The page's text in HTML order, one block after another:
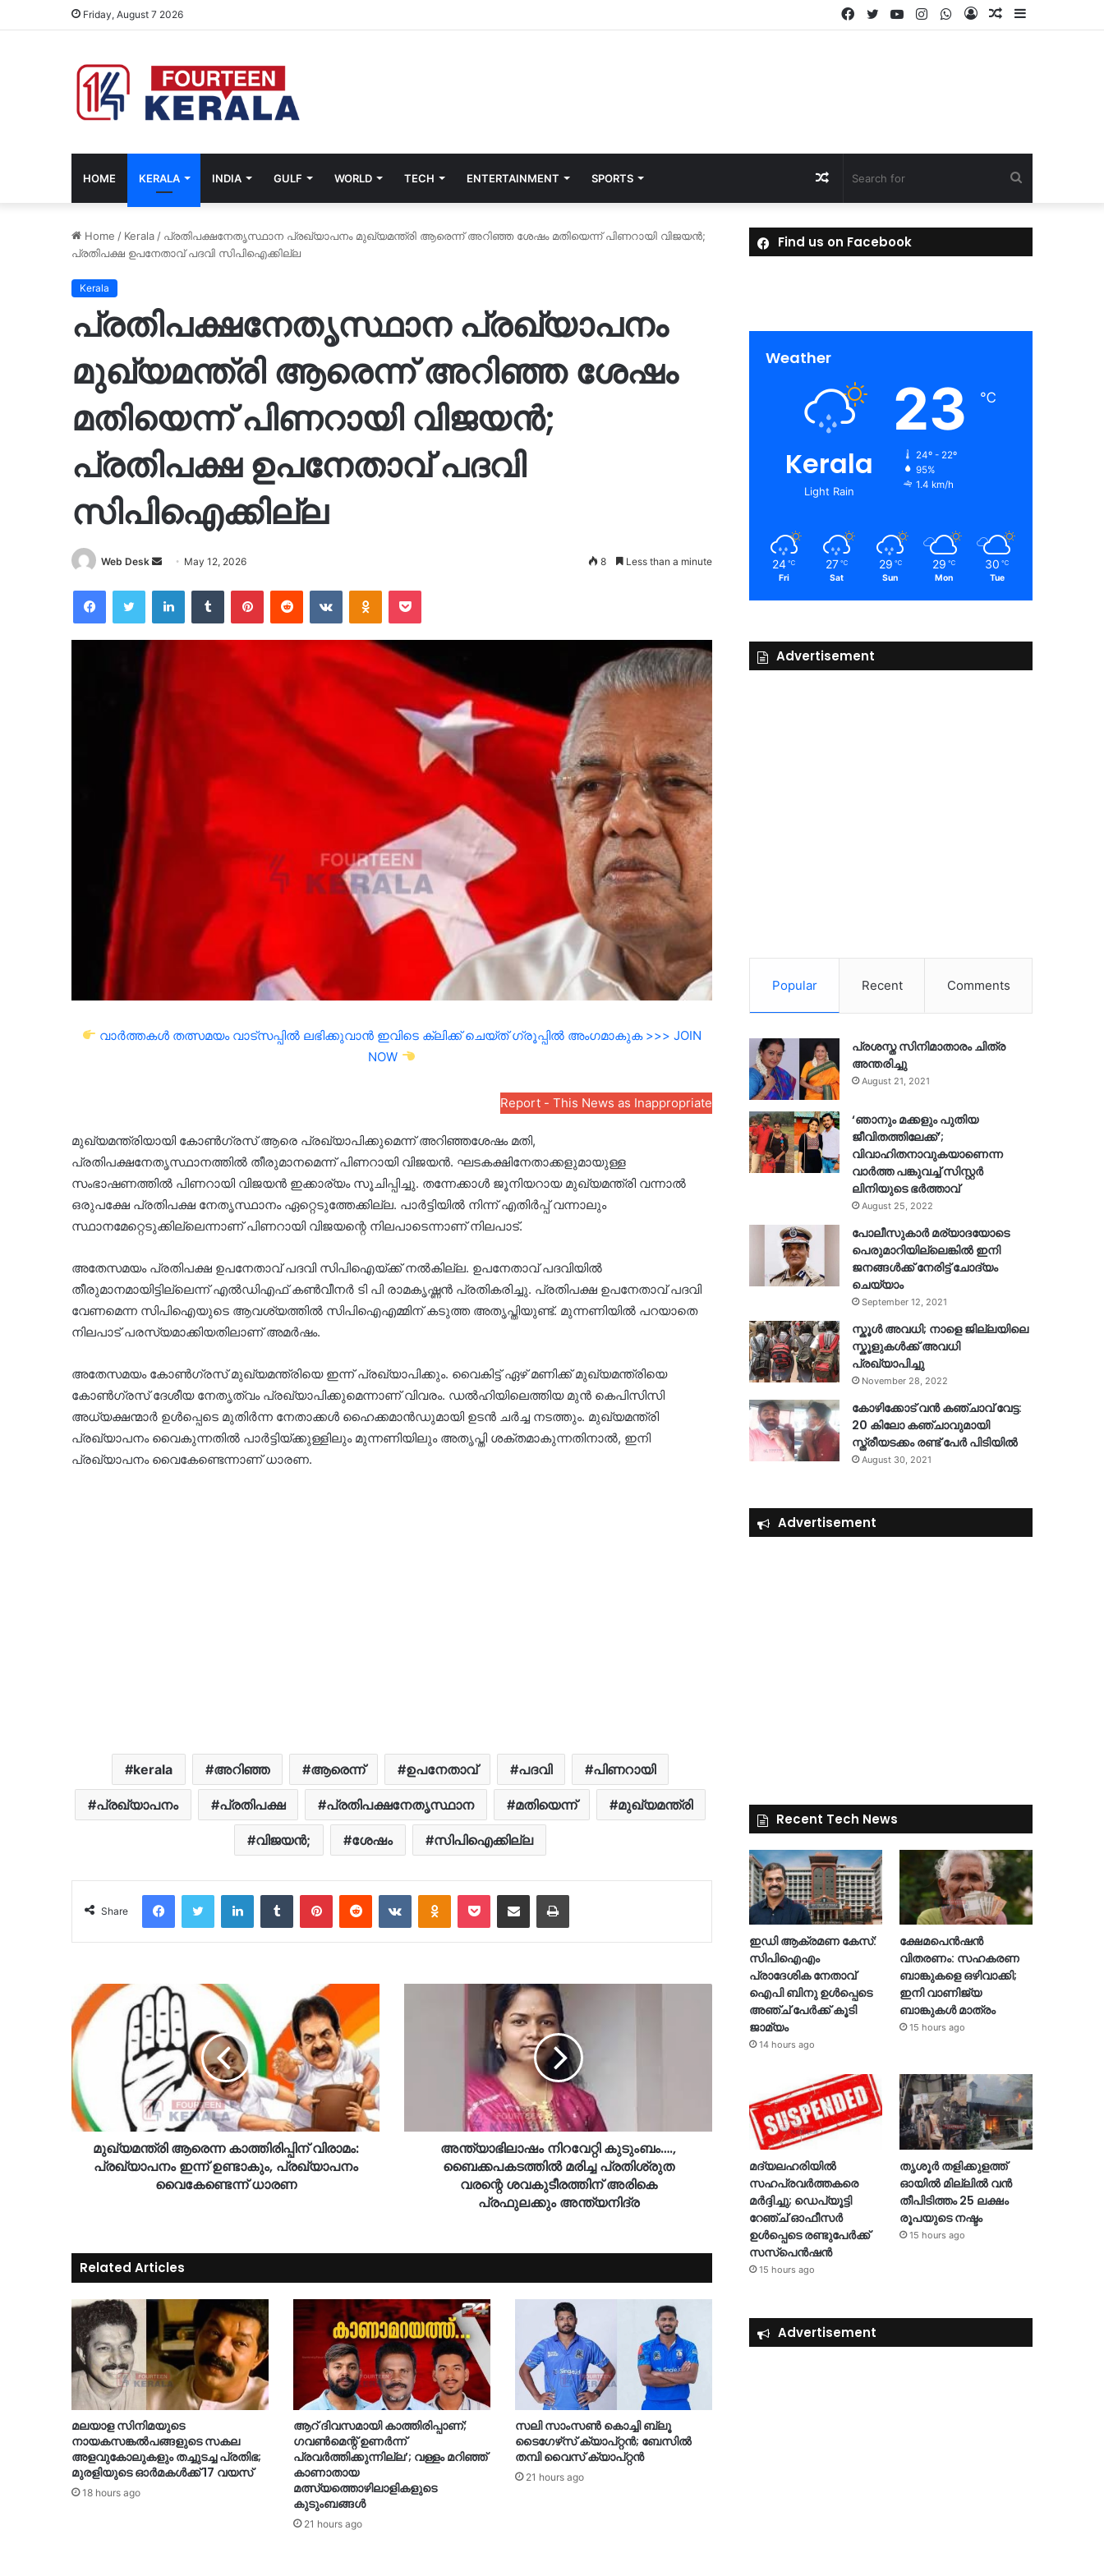
Friday, August 7 2026 Sidebar
Random
Log
WhatsApp
Instagram
YouTube
Twitter
Facebook
HOME KERALA INDIA GULF WORLD TECH ENTERTAINMENT SPORTS
for
Random
Article
Home / Kerala / പ്രതിപക്ഷനേതൃസ്ഥാന പ്രഖ്യാപനം മുഖ്യമന്ത്രി ആരെന്ന് അറിഞ്ഞ ശേഷം മതിയെന്ന് പിണറായി വിജയൻ;
പ്രതിപക്ഷ ഉപനേതാവ് പദവി സിപിഐക്കില്ല
Kerala
പ്രതിപക്ഷനേതൃസ്ഥാന പ്രഖ്യാപനം
മുഖ്യമന്ത്രി ആരെന്ന് അറിഞ്ഞ ശേഷം
മതിയെന്ന് പിണറായി വിജയൻ;
പ്രതിപക്ഷ ഉപനേതാവ് പദവി
സിപിഐക്കില്ല
Web Desk
Send
email
May 12, 2026 8 Less than a minute
FacebookTwitter LinkedInTumblr PinterestReddit VKontakteOdnoklassniki
Pocket
വാർത്തകൾ തത്സമയം വാട്സപ്പിൽ ലഭിക്കുവാൻ ഇവിടെ ക്ലിക്ക് ചെയ്ത് ഗ്രൂപ്പിൽ അംഗമാകുക >>> JOIN
NOW
Report - This News as Inappropriate
മുഖ്യമന്ത്രിയായി കോൺഗ്രസ് ആരെ പ്രഖ്യാപിക്കുമെന്ന് അറിഞ്ഞശേഷം മതി,
പ്രതിപക്ഷനേതൃസ്ഥാനത്തിൽ തീരുമാനമെന്ന് പിണറായി വിജയൻ. ഘടകക്ഷിനേതാക്കളുമായുള്ള
സംഭാഷണത്തിൽ പിണറായി വിജയൻ ഇക്കാര്യം സൂചിപ്പിച്ചു. തന്നേക്കാൾ ജൂനിയറായ മുഖ്യമന്ത്രി വന്നാൽ
ഒരുപക്ഷേ പ്രതിപക്ഷ നേതൃസ്ഥാനം ഏറ്റെടുത്തേക്കില്ല. പാർട്ടിയിൽ നിന്ന് എതിർപ്പ് വന്നാലും
സ്ഥാനമേറ്റെടുക്കില്ലെന്നാണ് പിണറായി വിജയന്റെ നിലപാടെന്നാണ് നിലപാട്.
അതേസമയം പ്രതിപക്ഷ ഉപനേതാവ് പദവി സിപിഐയ്ക്ക് നൽകില്ല. ഉപനേതാവ് പദവിയിൽ
തീരുമാനമായിട്ടില്ലെന്ന് എൽഡിഎഫ് കൺവീനർ ടി പി രാമകൃഷ്ണൻ പ്രതികരിച്ചു. പ്രതിപക്ഷ ഉപനേതാവ് പദവി
വേണമെന്ന സിപിഐയുടെ ആവശ്യത്തിൽ സിപിഐഎമ്മിന് കടുത്ത അതൃപ്തിയുണ്ട്. മുന്നണിയിൽ പറയാതെ
നിലപാട് പരസ്യമാക്കിയതിലാണ് അമർഷം.
അതേസമയം കോൺ​ഗ്രസ് മുഖ്യമന്ത്രിയെ ഇന്ന് പ്രഖ്യാപിക്കും. വൈകിട്ട് ഏഴ് മണിക്ക് മുഖ്യമന്ത്രിയെ
കോൺഗ്രസ് ദേശീയ നേതൃത്വം പ്രഖ്യാപിക്കുമെന്നാണ് വിവരം. ഡൽഹിയിലെത്തിയ മുൻ കെപിസിസി
അധ്യക്ഷന്മാർ ഉൾപ്പെടെ മുതിർന്ന നേതാക്കൾ ഹൈക്കമാൻഡുമായി ഉടൻ ചർച്ച നടത്തും. മുഖ്യമന്ത്രി
പ്രഖ്യാപനം വൈകുന്നതിൽ പാർട്ടിയ്ക്കുള്ളിലും മുന്നണിയിലും അതൃപ്തി ശക്തമാകുന്നതിനാൽ, ഇനി
പ്രഖ്യാപനം വൈകേണ്ടെന്നാണ് ധാരണ.
kerala അറിഞ്ഞ ആരെന്ന് ഉപനേതാവ് പദവി പിണറായി
പ്രഖ്യാപനം പ്രതിപക്ഷ പ്രതിപക്ഷനേതൃസ്ഥാന മതിയെന്ന് മുഖ്യമന്ത്രി
വിജയൻ; ശേഷം സിപിഐക്കില്ല
Share
FacebookTwitter LinkedInTumblr PinterestReddit VKontakteOdnoklassniki
Pocket Share via Email Print
മുഖ്യമന്ത്രി ആരെന്ന കാത്തിരിപ്പിന് വിരാമം:
പ്രഖ്യാപനം ഇന്ന് ഉണ്ടാകും, പ്രഖ്യാപനം
വൈകേണ്ടെന്ന് ധാരണ
അന്ത്യാഭിലാഷം നിറവേറ്റി കുടുംബം….,
ബൈക്കപകടത്തിൽ മരിച്ച പ്രതിശ്രുത
വരന്റെ ശവകുടീരത്തിന് അരികെ
പ്രഫുലക്കും അന്ത്യനിദ്ര
Related Articles
മലയാള സിനിമയുടെ
നായകസങ്കല്‍പങ്ങളുടെ സകല
അളവുകോലുകളും തച്ചുടച്ച പ്രതിഭ;
മുരളിയുടെ ഓര്‍മകള്‍ക്ക് 17 വയസ്
18 hours ago
ആറ് ദിവസമായി കാത്തിരിപ്പാണ്;
ഗവണ്‍മെന്റ് ഉണര്‍ന്ന്
പ്രവര്‍ത്തിക്കുന്നില്ല’; വള്ളം മറിഞ്ഞ്
കാണാതായ
മത്സ്യത്തൊഴിലാളികളുടെ
കുടുംബങ്ങള്‍
21 hours ago
സലി സാംസണ്‍ കൊച്ചി ബ്ലൂ
ടൈഗേഴ്‌സ് ക്യാപ്റ്റന്‍; ബേസില്‍
തമ്പി വൈസ് ക്യാപ്റ്റന്‍
21 hours ago
Find us on Facebook
Weather
Kerala
Light Rain
23 ℃
24º - 22º
95%
1.4 km/h
24 ℃
Fri
27 ℃
Sat
29 ℃
Sun
29 ℃
Mon
30 ℃
Tue
Advertisement
Popular Recent Comments
പ്രശസ്ത സിനിമാതാരം ചിത്ര
അന്തരിച്ചു
August 21, 2021
‘ഞാനും മക്കളും പുതിയ
ജീവിതത്തിലേക്ക്’;
വിവാഹിതനാവുകയാണെന്ന
വാർത്ത പങ്കുവച്ച് സിസ്റ്റർ
ലിനിയുടെ ഭർത്താവ്
August 25, 2022
പോലീസുകാര്‍ മര്യാദയോടെ
പെരുമാറിയില്ലെങ്കില്‍ ഇനി
ജനങ്ങള്‍ക്ക് നേരിട്ട് ചോദ്യം
ചെയ്യാം
September 12, 2021
സ്കൂൾ അവധി; നാളെ ജില്ലയിലെ
സ്കൂളുകൾക്ക് അവധി
പ്രഖ്യാപിച്ചു
November 28, 2022
കോഴിക്കോട് വൻ കഞ്ചാവ് വേട്ട:
20 കിലോ കഞ്ചാവുമായി
സ്ത്രീയടക്കം രണ്ട് പേർ പിടിയിൽ
August 30, 2021
Advertisement
Recent Tech News
ഇഡി ആക്രമണ കേസ്:
സിപിഐഎം
പ്രാദേശിക നേതാവ്
ഐപി ബിനു ഉൾപ്പെടെ
അഞ്ച് പേർക്ക് കൂടി
ജാമ്യം
14 hours ago
ക്ഷേമപെൻഷൻ
വിതരണം: സഹകരണ
ബാങ്കുകളെ ഒഴിവാക്കി;
ഇനി വാണിജ്യ
ബാങ്കുകൾ മാത്രം
15 hours ago
മദ്യലഹരിയിൽ
സഹപ്രവർത്തകരെ
മർദ്ദിച്ചു; ഡെപ്യൂട്ടി
റേഞ്ച് ഓഫീസർ
ഉൾപ്പെടെ രണ്ടുപേർക്ക്
സസ്‌പെൻഷൻ
15 hours ago
തൃശൂര്‍ തളിക്കുളത്ത്
ഓയില്‍ മില്ലില്‍ വൻ
തീപിടിത്തം 25 ലക്ഷം
രൂപയുടെ നഷ്ടം
15 hours ago
Advertisement